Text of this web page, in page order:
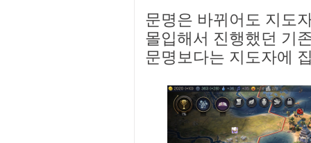
문명은 바뀌어도 지도
몰입해서 진행했던 기
문명보다는 지도자에